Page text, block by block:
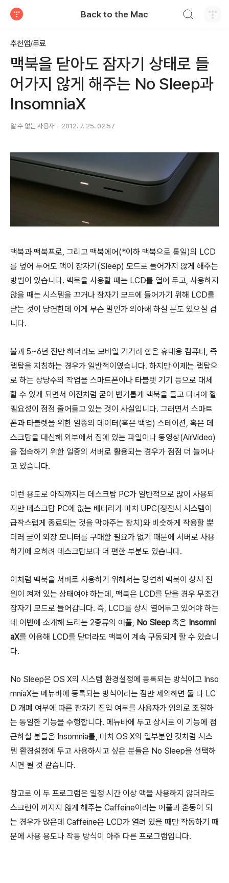
Back to the Mac
추천앱/무료
맥북을 닫아도 잠자기 상태로 들
어가지 않게 해주는 No Sleep과
InsomniaX
알 수 없는 사용자 2012. 7. 25. 02:57
맥북과 맥북프로, 그리고 맥북에어(*이하 맥북으로 통일)의 LCD
를 덮어 두어도 맥이 잠자기(Sleep) 모드로 들어가지 않게 해주는
방법이 있습니다. 맥북을 사용할 때는 LCD를 열어 두고, 사용하지
않을 때는 시스템을 끄거나 잠자기 모드에 들어가기 위해 LCD를
닫는 것이 당연한데 이게 무슨 말인가 의아해 하실 분도 있으실 겁
니다.
불과 5~6년 전만 하더라도 모바일 기기라 함은 휴대용 컴퓨터, 즉
랩탑을 지칭하는 경우가 일반적이였습니다. 하지만 이제는 랩탑으
로 하는 상당수의 작업을 스마트폰이나 타블렛 기기 등으로 대체
할 수 있게 되면서 이전처럼 굳이 번거롭게 맥북을 들고 다녀야 할
필요성이 점점 줄어들고 있는 것이 사실입니다. 그러면서 스마트
폰과 타블렛을 위한 일종의 데이터(혹은 백업) 스테이션, 혹은 데
스크탑을 대신해 외부에서 집에 있는 파일이나 동영상(AirVideo)
을 접속하기 위한 일종의 서버로 활용되는 경우가 점점 더 늘어나
고 있습니다.
이런 용도로 아직까지는 데스크탑 PC가 일반적으로 많이 사용되
지만 데스크탑 PC에 없는 배터리가 마치 UPC(정전시 시스템이
급작스럽게 종료되는 것을 막아주는 장치)와 비슷하게 작용할 뿐
더러 굳이 외장 모니터를 구매할 필요가 없기 때문에 서버로 사용
하기에 오히려 데스크탑보다 더 편한 부분도 있습니다.
이처럼 맥북을 서버로 사용하기 위해서는 당연히 맥북이 상시 전
원이 켜져 있는 상태여야 하는데, 맥북은 LCD를 닫을 경우 무조건
잠자기 모드로 들어갑니다. 즉, LCD를 상시 열어두고 있어야 하는
데 이번에 소개해 드리는 2종류의 어플, No Sleep 혹은 Insomni
aX를 이용해 LCD를 닫더라도 맥북이 계속 구동되게 할 수 있습니
다.
No Sleep은 OS X의 시스템 환경설정에 등록되는 방식이고 Inso
mniaX는 메뉴바에 등록되는 방식이라는 점만 제외하면 둘 다 LC
D 개폐 여부에 따른 잠자기 진입 여부를 사용자가 임의로 조절하
는 동일한 기능을 수행합니다. 메뉴바에 두고 상시로 이 기능에 접
근하실 분들은 Insomnia를, 마치 OS X의 일부분인 것처럼 시스
템 환경설정에 두고 사용하시고 싶은 분들은 No Sleep을 선택하
시면 될 것 같습니다.
참고로 이 두 프로그램은 일정 시간 이상 맥을 사용하지 않더라도
스크린이 꺼지지 않게 해주는 Caffeine이라는 어플과 혼동이 되
는 경우가 많은데 Caffeine은 LCD가 열려 있을 때만 작동하기 때
문에 사용 용도나 작동 방식이 아주 다른 프로그램입니다.